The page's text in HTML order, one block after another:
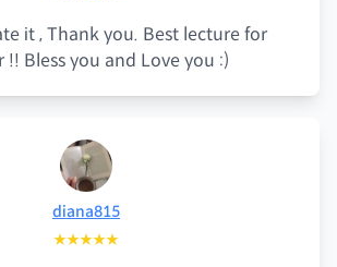
it , Thank you. Best lecture for
Bless you and Love you :)
diana815
★★★★★